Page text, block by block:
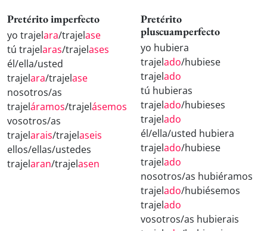
Pretérito imperfecto
yo trajelara/trajelase
tú trajelaras/trajelases
él/ella/usted
trajelara/trajelase
nosotros/as
trajeláramos/trajelásemos
vosotros/as
trajelarais/trajelaseis
ellos/ellas/ustedes
trajelaran/trajelasen
Pretérito
pluscuamperfecto
yo hubiera
trajelado/hubiese
trajelado
tú hubieras
trajelado/hubieses
trajelado
él/ella/usted hubiera
trajelado/hubiese
trajelado
nosotros/as hubiéramos
trajelado/hubiésemos
trajelado
vosotros/as hubierais